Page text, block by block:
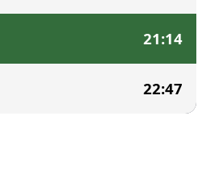
21:14
22:47